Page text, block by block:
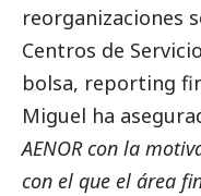
reorganizaciones
Centros de
bolsa, reporting
Miguel ha
AENOR con la
con el que el área